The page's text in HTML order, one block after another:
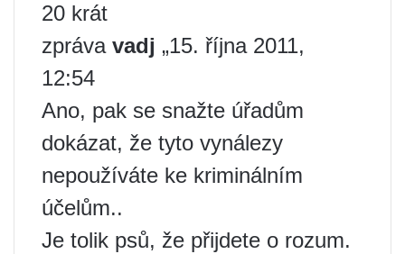
20 krát
zpráva vadj „15. října 2011,
12:54
Ano, pak se snažte úřadům
dokázat, že tyto vynálezy
nepoužíváte ke kriminálním
účelům..
Je tolik psů, že přijdete o rozum.